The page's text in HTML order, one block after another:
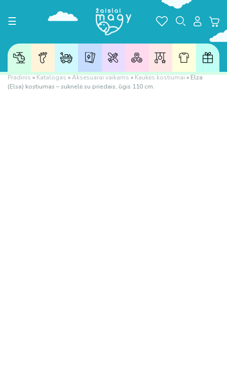
Toggle navigation
☰
Pradinis»Katalogas»Aksesuarai vaikams»Kaukės kostiumai»Elza
(Elsa) kostiumas – suknelė su priedais, ūgis 110 cm.